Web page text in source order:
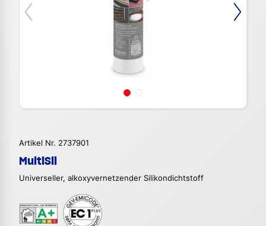
Artikel Nr. 2737901
MultiSil
Universeller, alkoxyvernetzender Silikondichtstoff